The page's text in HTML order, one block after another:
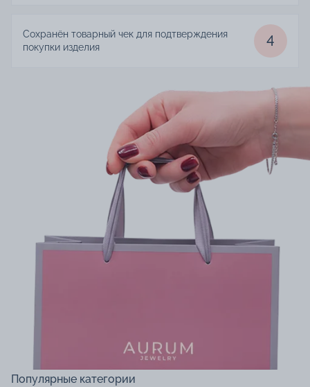
Сохранён товарный чек для подтверждения
покупки изделия
4
Популярные категории